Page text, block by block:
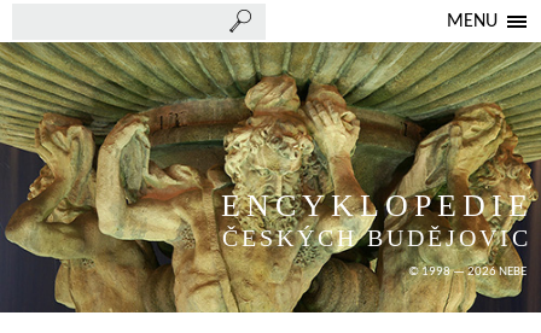
MENU
ENCYKLOPEDIE
ČESKÝCH BUDĚJOVIC
© 1998 — 2026 NEBE